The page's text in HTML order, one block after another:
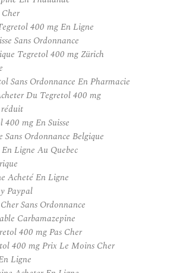
400 mg En Ligne
Sans Ordonnance
Tegretol 400 mg Zürich
Sans Ordonnance En Pharmacie
Du Tegretol 400 mg
mg En Suisse
Ordonnance Belgique
Ligne Au Quebec
Acheté En Ligne
Paypal
Sans Ordonnance
Carbamazepine
400 mg Pas Cher
400 mg Prix Le Moins Cher
Ligne